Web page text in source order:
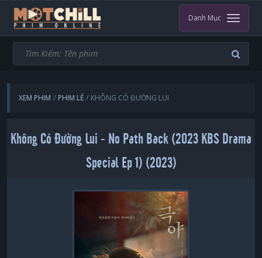
Danh Mục
XEM PHIM PHIM LẺ KHÔNG CÓ ĐƯỜNG LUI
Không Có Đường Lui - No Path Back (2023 KBS Drama
Special Ep 1) (2023)